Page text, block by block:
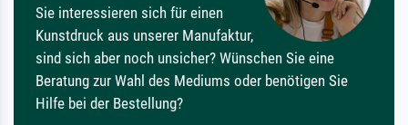
Sie interessieren sich für einen
Kunstdruck aus unserer Manufaktur,
sind sich aber noch unsicher? Wünschen Sie eine
Beratung zur Wahl des Mediums oder benötigen Sie
Hilfe bei der Bestellung?